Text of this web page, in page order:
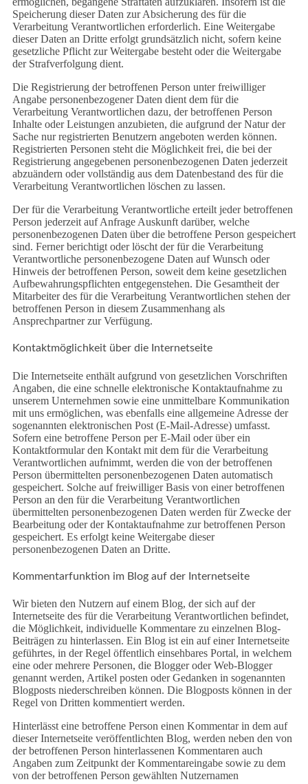
Speicherung dieser Daten zur Absicherung des für die
Verarbeitung Verantwortlichen erforderlich. Eine Weitergabe
dieser Daten an Dritte erfolgt grundsätzlich nicht, sofern keine
gesetzliche Pflicht zur Weitergabe besteht oder die Weitergabe
der Strafverfolgung dient.
Die Registrierung der betroffenen Person unter freiwilliger
Angabe personenbezogener Daten dient dem für die
Verarbeitung Verantwortlichen dazu, der betroffenen Person
Inhalte oder Leistungen anzubieten, die aufgrund der Natur der
Sache nur registrierten Benutzern angeboten werden können.
Registrierten Personen steht die Möglichkeit frei, die bei der
Registrierung angegebenen personenbezogenen Daten jederzeit
abzuändern oder vollständig aus dem Datenbestand des für die
Verarbeitung Verantwortlichen löschen zu lassen.
Der für die Verarbeitung Verantwortliche erteilt jeder betroffenen
Person jederzeit auf Anfrage Auskunft darüber, welche
personenbezogenen Daten über die betroffene Person gespeichert
sind. Ferner berichtigt oder löscht der für die Verarbeitung
Verantwortliche personenbezogene Daten auf Wunsch oder
Hinweis der betroffenen Person, soweit dem keine gesetzlichen
Aufbewahrungspflichten entgegenstehen. Die Gesamtheit der
Mitarbeiter des für die Verarbeitung Verantwortlichen stehen der
betroffenen Person in diesem Zusammenhang als
Ansprechpartner zur Verfügung.
Kontaktmöglichkeit über die Internetseite
Die Internetseite enthält aufgrund von gesetzlichen Vorschriften
Angaben, die eine schnelle elektronische Kontaktaufnahme zu
unserem Unternehmen sowie eine unmittelbare Kommunikation
mit uns ermöglichen, was ebenfalls eine allgemeine Adresse der
sogenannten elektronischen Post (E-Mail-Adresse) umfasst.
Sofern eine betroffene Person per E-Mail oder über ein
Kontaktformular den Kontakt mit dem für die Verarbeitung
Verantwortlichen aufnimmt, werden die von der betroffenen
Person übermittelten personenbezogenen Daten automatisch
gespeichert. Solche auf freiwilliger Basis von einer betroffenen
Person an den für die Verarbeitung Verantwortlichen
übermittelten personenbezogenen Daten werden für Zwecke der
Bearbeitung oder der Kontaktaufnahme zur betroffenen Person
gespeichert. Es erfolgt keine Weitergabe dieser
personenbezogenen Daten an Dritte.
Kommentarfunktion im Blog auf der Internetseite
Wir bieten den Nutzern auf einem Blog, der sich auf der
Internetseite des für die Verarbeitung Verantwortlichen befindet,
die Möglichkeit, individuelle Kommentare zu einzelnen Blog-
Beiträgen zu hinterlassen. Ein Blog ist ein auf einer Internetseite
geführtes, in der Regel öffentlich einsehbares Portal, in welchem
eine oder mehrere Personen, die Blogger oder Web-Blogger
genannt werden, Artikel posten oder Gedanken in sogenannten
Blogposts niederschreiben können. Die Blogposts können in der
Regel von Dritten kommentiert werden.
Hinterlässt eine betroffene Person einen Kommentar in dem auf
dieser Internetseite veröffentlichten Blog, werden neben den von
der betroffenen Person hinterlassenen Kommentaren auch
Angaben zum Zeitpunkt der Kommentareingabe sowie zu dem
von der betroffenen Person gewählten Nutzernamen